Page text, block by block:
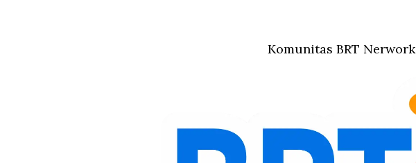
Komunitas BRT Nerwork